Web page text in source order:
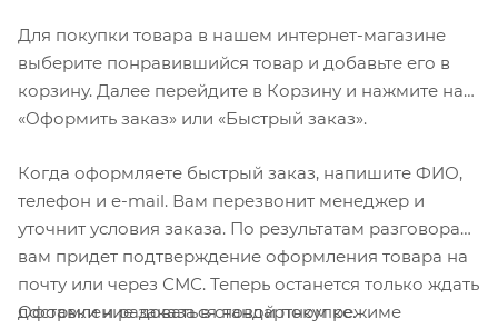
Для покупки товара в нашем интернет-магазине
выберите понравившийся товар и добавьте его в
корзину. Далее перейдите в Корзину и нажмите на
«Оформить заказ» или «Быстрый заказ».
Когда оформляете быстрый заказ, напишите ФИО,
телефон и e-mail. Вам перезвонит менеджер и
уточнит условия заказа. По результатам разговора
вам придет подтверждение оформления товара на
почту или через СМС. Теперь останется только ждать
доставки и радоваться новой покупке.
Оформление заказа в стандартном режиме